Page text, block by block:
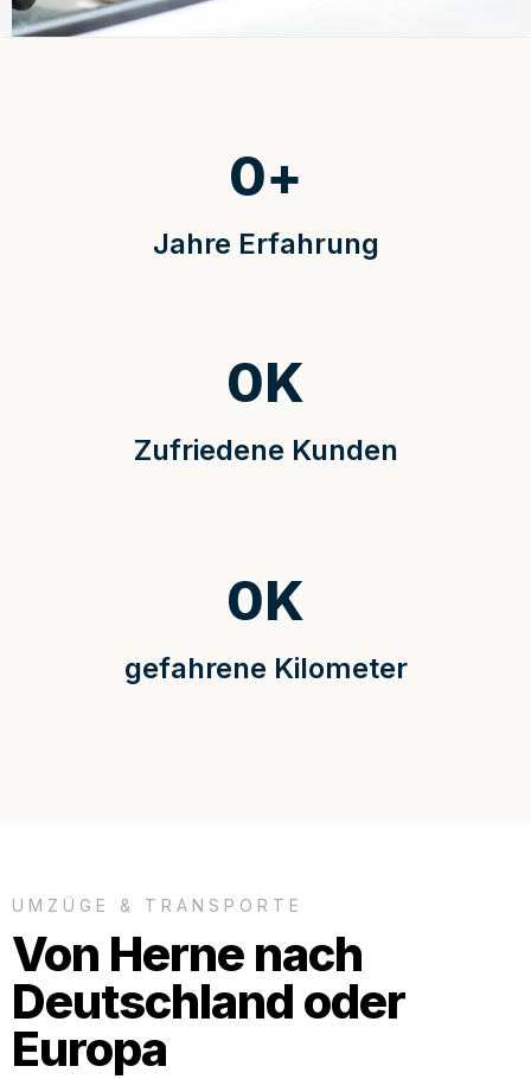
Jahre Erfahrung
0+
Zufriedene Kunden
0K
gefahrene Kilometer
0K
UMZÜGE & TRANSPORTE
Von Herne nach
Deutschland oder
Europa